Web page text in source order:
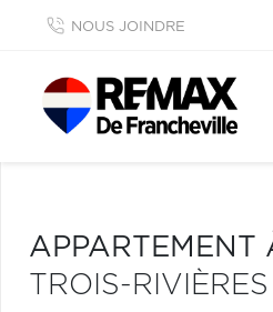
NOUS JOINDRE
APPARTEMENT
TROIS-